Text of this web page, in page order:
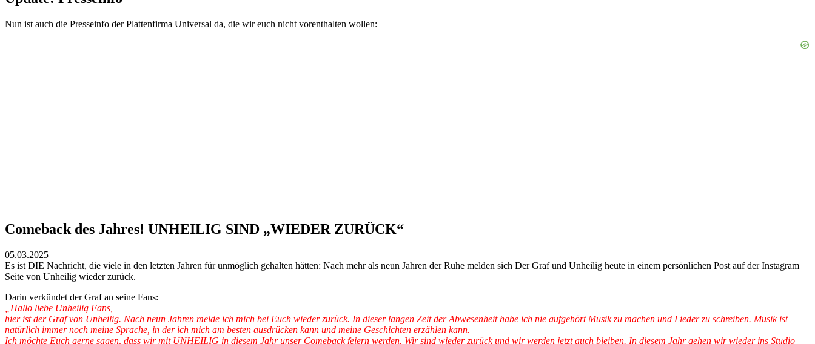
Nun ist auch die Presseinfo der Plattenfirma Universal da, die wir euch nicht vorenthalten wollen:
Comeback des Jahres! UNHEILIG SIND „WIEDER ZURÜCK“
05.03.2025
Es ist DIE Nachricht, die viele in den letzten Jahren für unmöglich gehalten hätten: Nach mehr als neun Jahren der Ruhe melden sich Der Graf und Unheilig heute in einem persönlichen Post auf der Instagram
Seite von Unheilig wieder zurück.
Darin verkündet der Graf an seine Fans:
„Hallo liebe Unheilig Fans,
hier ist der Graf von Unheilig. Nach neun Jahren melde ich mich bei Euch wieder zurück. In dieser langen Zeit der Abwesenheit habe ich nie aufgehört Musik zu machen und Lieder zu schreiben. Musik ist
natürlich immer noch meine Sprache, in der ich mich am besten ausdrücken kann und meine Geschichten erzählen kann.
Ich möchte Euch gerne sagen, dass wir mit UNHEILIG in diesem Jahr unser Comeback feiern werden. Wir sind wieder zurück und wir werden jetzt auch bleiben. In diesem Jahr gehen wir wieder ins Studio